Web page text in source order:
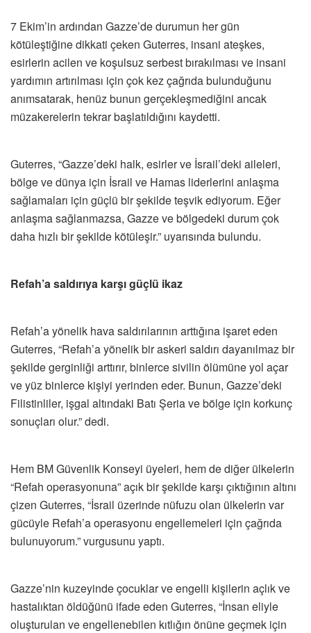
7 Ekim’in ardından Gazze’de durumun her gün
kötüleştiğine dikkati çeken Guterres, insani ateşkes,
esirlerin acilen ve koşulsuz serbest bırakılması ve insani
yardımın artırılması için çok kez çağrıda bulunduğunu
anımsatarak, henüz bunun gerçekleşmediğini ancak
müzakerelerin tekrar başlatıldığını kaydetti.
Guterres, “Gazze’deki halk, esirler ve İsrail’deki aileleri,
bölge ve dünya için İsrail ve Hamas liderlerini anlaşma
sağlamaları için güçlü bir şekilde teşvik ediyorum. Eğer
anlaşma sağlanmazsa, Gazze ve bölgedeki durum çok
daha hızlı bir şekilde kötüleşir.” uyarısında bulundu.
Refah’a saldırıya karşı güçlü ikaz
Refah’a yönelik hava saldırılarının arttığına işaret eden
Guterres, “Refah’a yönelik bir askeri saldırı dayanılmaz bir
şekilde gerginliği arttırır, binlerce sivilin ölümüne yol açar
ve yüz binlerce kişiyi yerinden eder. Bunun, Gazze’deki
Filistinliler, işgal altındaki Batı Şeria ve bölge için korkunç
sonuçları olur.” dedi.
Hem BM Güvenlik Konseyi üyeleri, hem de diğer ülkelerin
“Refah operasyonuna” açık bir şekilde karşı çıktığının altını
çizen Guterres, “İsrail üzerinde nüfuzu olan ülkelerin var
gücüyle Refah’a operasyonu engellemeleri için çağrıda
bulunuyorum.” vurgusunu yaptı.
Gazze’nin kuzeyinde çocuklar ve engelli kişilerin açlık ve
hastalıktan öldüğünü ifade eden Guterres, “İnsan eliyle
oluşturulan ve engellenebilen kıtlığın önüne geçmek için